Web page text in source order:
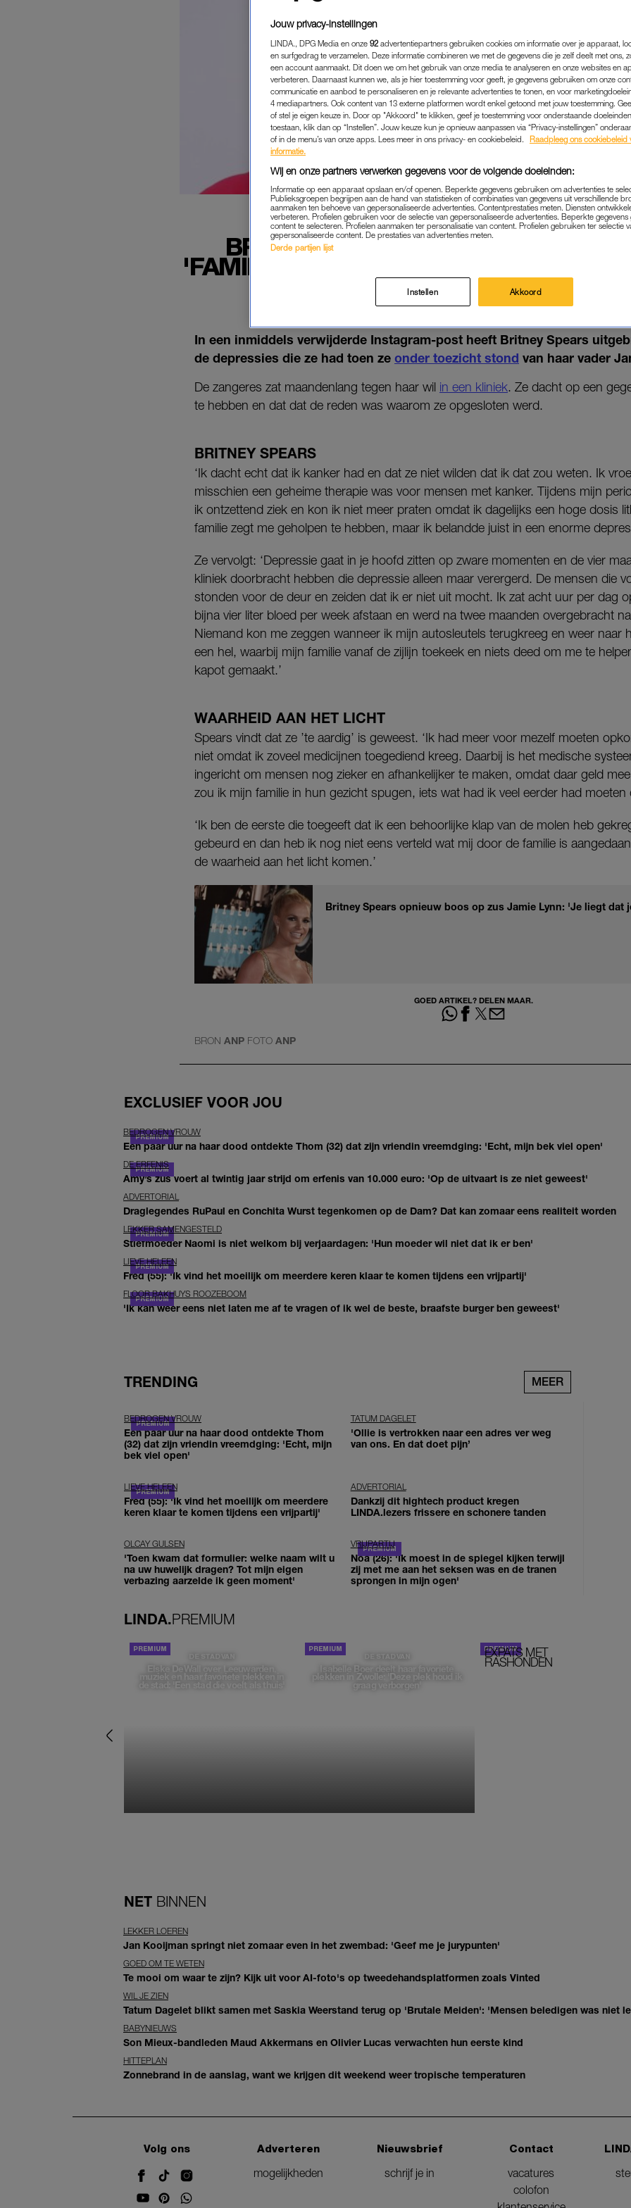
BRITNEY SPEARS OVER
'FAMILIE KEEK VANAF ZIJLIJN TOE
KAPOT GEMAAKT'
MEDIA|LINDA.
11-02-2022 | RENEE DE WITTE
In een inmiddels verwijderde Instagram-post heeft Britney Spears
de depressies die ze had toen ze onder toezicht stond van haar vader
De zangeres zat maandenlang tegen haar wil in een kliniek. Ze dacht op een
te hebben en dat dat de reden was waarom ze opgesloten werd.
BRITNEY SPEARS
‘Ik dacht echt dat ik kanker had en dat ze niet wilden dat ik dat zou weten. Ik
misschien een geheime therapie was voor mensen met kanker. Tijdens mijn
ik ontzettend ziek en kon ik niet meer praten omdat ik dagelijks een hoge dosis
familie zegt me geholpen te hebben, maar ik belandde juist in een enorme
Ze vervolgt: ‘Depressie gaat in je hoofd zitten op zware momenten en de vier
kliniek doorbracht hebben die depressie alleen maar verergerd. De mensen die
stonden voor de deur en zeiden dat ik er niet uit mocht. Ik zat acht uur per dag
bijna vier liter bloed per week afstaan en werd na twee maanden overgebracht
Niemand kon me zeggen wanneer ik mijn autosleutels terugkreeg en weer naar
een hel, waarbij mijn familie vanaf de zijlijn toekeek en niets deed om me te
kapot gemaakt.’
WAARHEID AAN HET LICHT
Spears vindt dat ze ’te aardig’ is geweest. ‘Ik had meer voor mezelf moeten
niet omdat ik zoveel medicijnen toegediend kreeg. Daarbij is het medische
ingericht om mensen nog zieker en afhankelijker te maken, omdat daar geld
zou ik mijn familie in hun gezicht spugen, iets wat had ik veel eerder had moeten
‘Ik ben de eerste die toegeeft dat ik een behoorlijke klap van de molen heb
gebeurd en dan heb ik nog niet eens verteld wat mij door de familie is
de waarheid aan het licht komen.’
Britney Spears opnieuw boos op zus Jamie Lynn: 'Je liegt dat
GOED ARTIKEL? DELEN MAAR.
BRON ANP FOTO ANP
EXCLUSIEF VOOR JOU
BEDROGEN VROUW
Een paar uur na haar dood ontdekte Thom (32) dat zijn vriendin vreemdging: 'Echt, mijn bek viel open'
DE ERFENIS
Amy’s zus voert al twintig jaar strijd om erfenis van 10.000 euro: 'Op de uitvaart is ze niet geweest'
ADVERTORIAL
Draglegendes RuPaul en Conchita Wurst tegenkomen op de Dam? Dat kan zomaar eens realiteit worden
LEKKER SAMENGESTELD
Stiefmoeder Naomi is niet welkom bij verjaardagen: 'Hun moeder wil niet dat ik er ben'
LIEVE HELEEN
Fred (55): 'Ik vind het moeilijk om meerdere keren klaar te komen tijdens een vrijpartij'
FLOOR BAKHUYS ROOZEBOOM
'Ik kan weer eens niet laten me af te vragen of ik wel de beste, braafste burger ben geweest'
TRENDING MEER
BEDROGEN VROUW
Een paar uur na haar dood ontdekte Thom
(32) dat zijn vriendin vreemdging: 'Echt, mijn
bek viel open'
TATUM DAGELET
'Ollie is vertrokken naar een adres ver weg
van ons. En dat doet pijn’
LIEVE HELEEN
Fred (55): 'Ik vind het moeilijk om meerdere
keren klaar te komen tijdens een vrijpartij'
ADVERTORIAL
Dankzij dit hightech product kregen
LINDA.lezers frissere en schonere tanden
OLCAY GULSEN
'Toen kwam dat formulier: welke naam wilt u
na uw huwelijk dragen? Tot mijn eigen
verbazing aarzelde ik geen moment'
VRIJPARTIJ
Noa (26): 'Ik moest in de spiegel kijken terwijl
zij met me aan het seksen was en de tranen
sprongen in mijn ogen'
LINDA.PREMIUM
DE STAD VAN
Elske DeWall over Leeuwarden,
muziek en haar favoriete plekken in
de stad: 'Een stad die voelt als thuis'
DE STAD VAN
Isabelle Boer deelt haar favoriete
plekken in Zwolle: 'Deze plek houd ik
graag verborgen'
EXPATS MET
RASHONDEN
NET BINNEN
LEKKER LOEREN
Jan Kooijman springt niet zomaar even in het zwembad: 'Geef me je jurypunten'
GOED OM TE WETEN
Te mooi om waar te zijn? Kijk uit voor AI-foto's op tweedehandsplatformen zoals Vinted
WIL JE ZIEN
Tatum Dagelet blikt samen met Saskia Weerstand terug op 'Brutale Meiden': 'Mensen beledigen was niet
BABYNIEUWS
Son Mieux-bandleden Maud Akkermans en Olivier Lucas verwachten hun eerste kind
HITTEPLAN
Zonnebrand in de aanslag, want we krijgen dit weekend weer tropische temperaturen
Volg ons
Adverteren
mogelijkheden
Nieuwsbrief
schrijf je in
Contact
vacatures
colofon
Jouw privacy-instellingen
LINDA., DPG Media en onze 92 advertentiepartners gebruiken cookies om informatie over je apparaat,
en surfgedrag te verzamelen. Deze informatie combineren we met de gegevens die je zelf deelt met ons,
een account aanmaakt. Dit doen we om het gebruik van onze media te analyseren en onze websites en
verbeteren. Daarnaast kunnen we, als je hier toestemming voor geeft, je gegevens gebruiken om onze
communicatie en aanbod te personaliseren en je relevante advertenties te tonen, en voor
4 mediapartners. Ook content van 13 externe platformen wordt enkel getoond met jouw toestemming.
of stel je eigen keuze in. Door op "Akkoord" te klikken, geef je toestemming voor onderstaande
toestaan, klik dan op “Instellen”. Jouw keuze kun je opnieuw aanpassen via “Privacy-instellingen”
of in de menu’s van onze apps. Lees meer in ons privacy- en cookiebeleid.
Raadpleeg ons cookiebeleid
informatie.
Wij en onze partners verwerken gegevens voor de volgende doeleinden:
Informatie op een apparaat opslaan en/of openen. Beperkte gegevens gebruiken om advertenties te
Publieksgroepen begrijpen aan de hand van statistieken of combinaties van gegevens uit verschillende
aanmaken ten behoeve van gepersonaliseerde advertenties. Contentprestaties meten. Diensten
verbeteren. Profielen gebruiken voor de selectie van gepersonaliseerde advertenties. Beperkte
content te selecteren. Profielen aanmaken ter personalisatie van content. Profielen gebruiken ter selectie
gepersonaliseerde content. De prestaties van advertenties meten.
Derde partijen lijst
Instellen Akkoord